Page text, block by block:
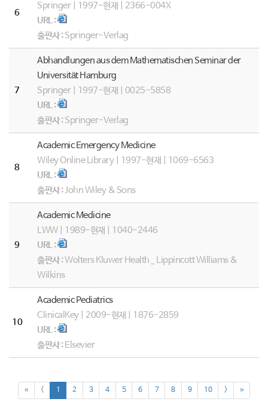
6
Springer | 1997-현재 | 2366-004X
URL :
출판사 :Springer-Verlag
7
Abhandlungen aus dem Mathematischen Seminar der
Universität Hamburg
Springer | 1997-현재 | 0025-5858
URL :
출판사 :Springer-Verlag
8
Academic Emergency Medicine
Wiley Online Library | 1997-현재 | 1069-6563
URL :
출판사 :John Wiley & Sons
9
Academic Medicine
LWW | 1989-현재 | 1040-2446
URL :
출판사 :Wolters Kluwer Health _ Lippincott Williams &
Wilkins
10
Academic Pediatrics
ClinicalKey | 2009-현재 | 1876-2859
URL :
출판사 : Elsevier
« < 1 2 3 4 5 6 7 8 9 10 > »